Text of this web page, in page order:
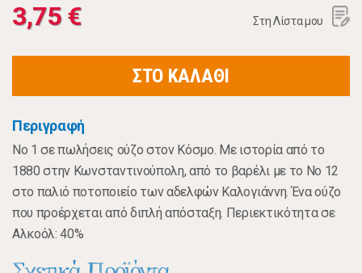
3,75 € Στη Λίστα μου
ΣΤΟ ΚΑΛΑΘΙ
Περιγραφή
Νο 1 σε πωλήσεις ούζο στον Κόσμο. Με ιστορία από το
1880 στην Κωνσταντινούπολη, από το βαρέλι με το Νο 12
στο παλιό ποτοποιείο των αδελφών Καλογιάννη. Ένα ούζο
που προέρχεται από διπλή απόσταξη. Περιεκτικότητα σε
Αλκοόλ: 40%